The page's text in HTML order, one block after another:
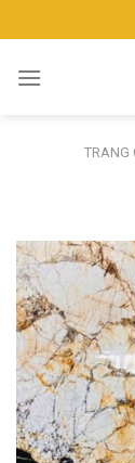
to
content
TRANG